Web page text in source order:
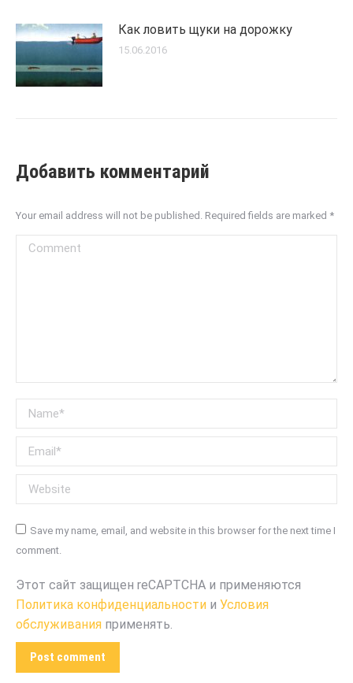
Как ловить щуки на дорожку
15.06.2016
Добавить комментарий
Your email address will not be published. Required fields are marked *
Comment
Name *
Email *
Website
Save my name, email, and website in this browser for the next time I
comment.
Этот сайт защищен reCAPTCHA и применяются
Политика конфиденциальности и Условия
обслуживания применять.
Post comment